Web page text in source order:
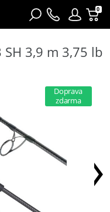
0
3,9 m 3,75 lb
Doprava
zdarma